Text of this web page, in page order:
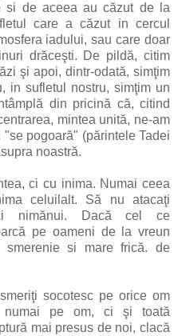
si de aceea au căzut de la
care a căzut in cercul
iadului, sau care doar
drăceşti. De pildă, citim
şi apoi, dintr-odată, simţim
in sufletul nostru, simţim un
din pricină că, citind
mintea unită, ne-am
pogoară" (părintele Tadei
noastră.
ci cu inima. Numai ceea
celuilalt. Să nu atacaţi
nimănui. Dacă cel ce
pe oameni de la vreun
si mare frică. de
socotesc pe orice om
pe om, ci şi toată
mai presus de noi, clacă